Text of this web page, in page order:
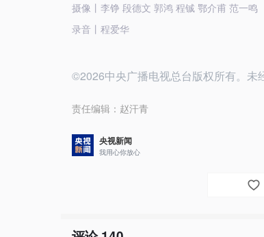
摄像丨李铮 段德文 郭鸿 程铖 鄂介甫 范一鸣
录音丨程爱华
©2026中央广播电视总台版权所有。未
责任编辑： 赵汗青
央视新闻
我用心你放心